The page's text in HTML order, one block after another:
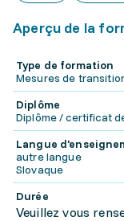
Aperçu de la
Type de formation
Mesures de
Diplôme
Diplôme / certificat
Langue
autre langue
Slovaque
Durée
Veuillez vous